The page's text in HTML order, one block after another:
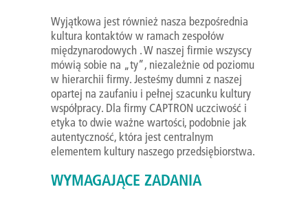
Wyjątkowa jest również nasza bezpośrednia
kultura kontaktów w ramach zespołów
międzynarodowych . W naszej firmie wszyscy
mówią sobie na „ty”, niezależnie od poziomu
w hierarchii firmy. Jesteśmy dumni z naszej
opartej na zaufaniu i pełnej szacunku kultury
współpracy. Dla firmy CAPTRON uczciwość i
etyka to dwie ważne wartości, podobnie jak
autentyczność, która jest centralnym
elementem kultury naszego przedsiębiorstwa.
WYMAGAJĄCE ZADANIA